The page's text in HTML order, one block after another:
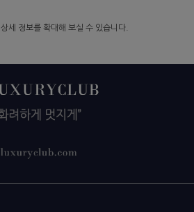
상세 정보를 확대해 보실 수 있습니다.